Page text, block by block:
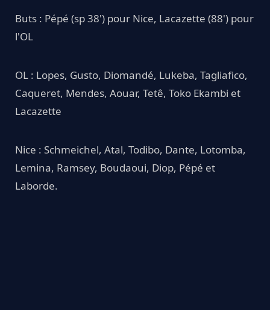
Buts : Pépé (sp 38') pour Nice, Lacazette (88') pour
l'OL
OL : Lopes, Gusto, Diomandé, Lukeba, Tagliafico,
Caqueret, Mendes, Aouar, Tetê, Toko Ekambi et
Lacazette
Nice : Schmeichel, Atal, Todibo, Dante, Lotomba,
Lemina, Ramsey, Boudaoui, Diop, Pépé et
Laborde.